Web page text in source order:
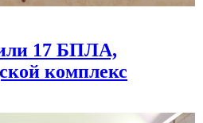
17 БПЛА,
комплекс